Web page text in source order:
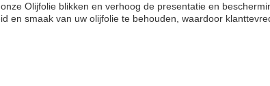
Olijfolie blikken en verhoog de presentatie en
en smaak van uw olijfolie te behouden, waardoor